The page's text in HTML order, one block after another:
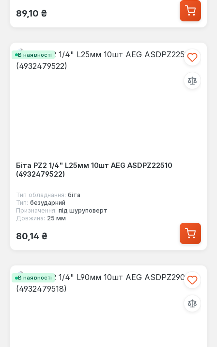
Звичайна ціна:
89,10 ₴
В наявності
Біта PZ2 1/4" L25мм 10шт AEG ASDPZ22510
(4932479522)
Тип обладнання: біта
Тип: безударний
Призначення: під шуруповерт
Довжина: 25 мм
Звичайна ціна:
80,14 ₴
В наявності